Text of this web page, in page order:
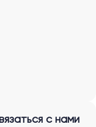
с нами